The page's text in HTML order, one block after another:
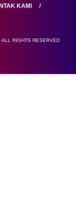
KAMI
RIGHTS RESERVED